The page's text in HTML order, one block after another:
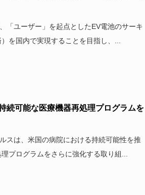
「ユーザー」を起点としたEV電池のサーキ
を国内で実現することを目指し、...
続可能な医療機器再処理プログラムを
スは、米国の病院における持続可能性を推
プログラムをさらに強化する取り組...